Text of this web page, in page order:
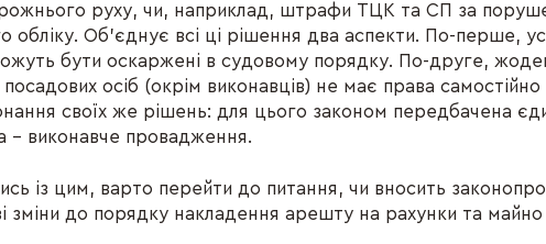
руху, чи, наприклад, штрафи ТЦК та СП за
обліку. Об’єднує всі ці рішення два аспекти. По-перше,
бути оскаржені в судовому порядку. По-друге, жоден
посадових осіб (окрім виконавців) не має права самостійно
своїх же рішень: для цього законом передбачена
– виконавче провадження.
із цим, варто перейти до питання, чи вносить
зміни до порядку накладення арешту на рахунки та майно